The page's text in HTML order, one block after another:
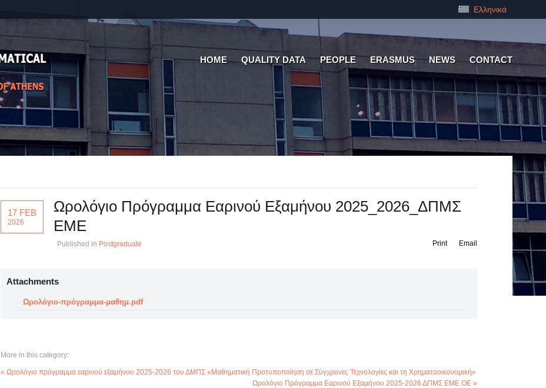
Ελληνικά
HOME QUALITY DATA PEOPLE ERASMUS NEWS CONTACT
17 FEB
2026
Ωρολόγιο Πρόγραμμα Εαρινού Εξαμήνου 2025_2026_ΔΠΜΣ
ΕΜΕ
Published in Postgraduate Email
Print
Attachments
Ωρολόγιο-πρόγραμμα-μαθημ.pdf
More in this category:
« Ωρολόγιο πρόγραμμα εαρινού εξαμήνου 2025-2026 του ΔΜΠΣ «Μαθηματική Προτυποποίηση σε Σύγχρονες Τεχνολογίες και τη Χρηματοοικονομική»
Ωρολόγιο Πρόγραμμα Εαρινού Εξαμήνου 2025-2026 ΔΠΜΣ ΕΜΕ ΟΕ »